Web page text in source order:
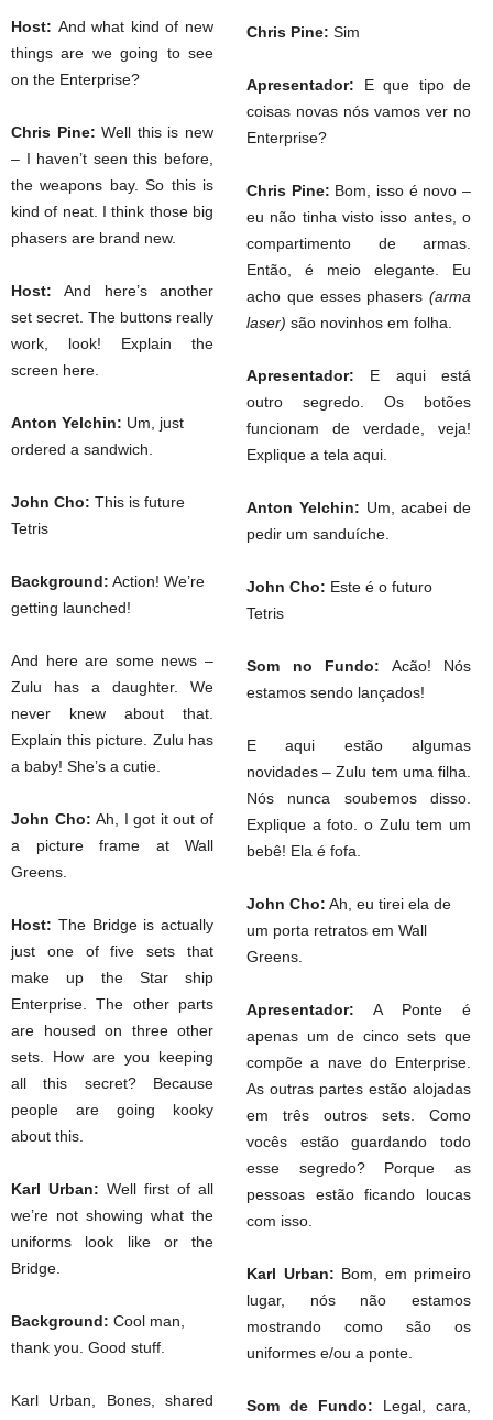
Host: And what kind of new
things are we going to see
on the Enterprise?
Chris Pine:Well this is new
– I haven’t seen this before,
the weapons bay. So this is
kind of neat. I think those big
phasers are brand new.
Host:And here’s another
set secret. The buttons really
work, look! Explain the
screen here.
Anton Yelchin: Um, just
ordered a sandwich.
John Cho: This is future
Tetris
Background: Action! We’re
getting launched!
And here are some news –
Zulu has a daughter. We
never knew about that.
Explain this picture. Zulu has
a baby! She’s a cutie.
John Cho:Ah, I got it out of
a picture frame at Wall
Greens.
Host: The Bridge is actually
just one of five sets that
make up the Star ship
Enterprise. The other parts
are housed on three other
sets. How are you keeping
all this secret? Because
people are going kooky
about this.
Karl Urban: Well first of all
we’re not showing what the
uniforms look like or the
Bridge.
Background: Cool man,
thank you. Good stuff.
Karl Urban, Bones, shared
Chris Pine: Sim
Apresentador: E que tipo de
coisas novas nós vamos ver no
Enterprise?
Chris Pine: Bom, isso é novo –
eu não tinha visto isso antes, o
compartimento de armas.
Então, é meio elegante. Eu
acho que esses phasers (arma
laser) são novinhos em folha.
Apresentador: E aqui está
outro segredo. Os botões
funcionam de verdade, veja!
Explique a tela aqui.
Anton Yelchin: Um, acabei de
pedir um sanduíche.
John Cho: Este é o futuro
Tetris
Som no Fundo: Acão! Nós
estamos sendo lançados!
E aqui estão algumas
novidades – Zulu tem uma filha.
Nós nunca soubemos disso.
Explique a foto. o Zulu tem um
bebê! Ela é fofa.
John Cho: Ah, eu tirei ela de
um porta retratos em Wall
Greens.
Apresentador: A Ponte é
apenas um de cinco sets que
compõe a nave do Enterprise.
As outras partes estão alojadas
em três outros sets. Como
vocês estão guardando todo
esse segredo? Porque as
pessoas estão ficando loucas
com isso.
Karl Urban: Bom, em primeiro
lugar, nós não estamos
mostrando como são os
uniformes e/ou a ponte.
Som de Fundo: Legal, cara,